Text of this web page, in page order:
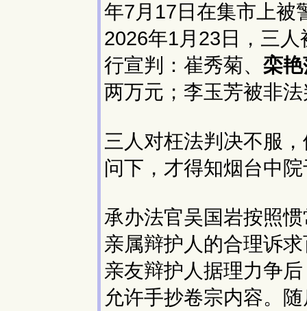
年7月17日在集市上被
2026年1月23日，三
行宣判：崔秀菊、 栾
两万元；李玉芳被非
三人对枉法判决不服
问下，才得知烟台中
承办法官吴国岩按照
亲属辩护人的合理诉
亲友辩护人据理力争
允许手抄卷宗内容。